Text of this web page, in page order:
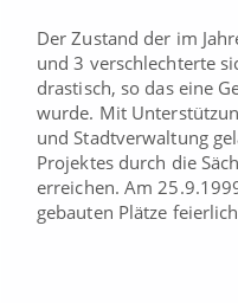
Der Zustand der im
und 3 verschlechterte
drastisch, so das eine
wurde. Mit
und Stadtverwaltung
Projektes durch die
erreichen. Am
gebauten Plätze